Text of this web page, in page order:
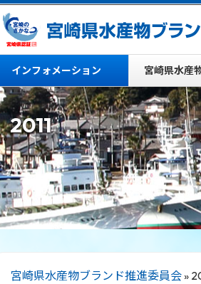
インフォメーション 宮崎県水産
2011
宮崎県水産物ブランド推進委員会»